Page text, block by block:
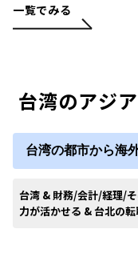
一覧でみる
台湾のアジ
台湾の都市から海
台湾 & 財務/会計/経理/
力が活かせる & 台北の転